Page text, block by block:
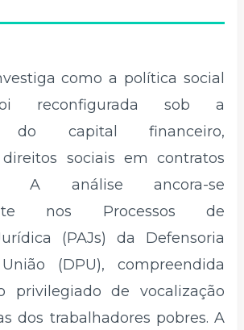
como a política social
reconfigurada sob a
do capital financeiro,
sociais em contratos
A análise ancora-se
nos Processos de
(PAJs) da Defensoria
(DPU), compreendida
privilegiado de vocalização
dos trabalhadores pobres. A